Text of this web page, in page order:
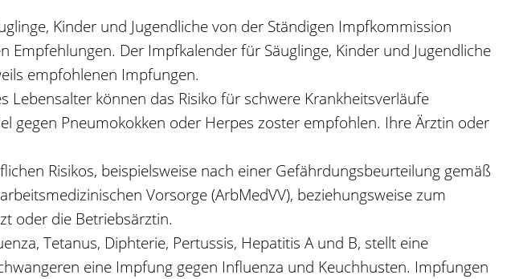
Kinder und Jugendliche von der Ständigen Impfkommission
Der Impfkalender für Säuglinge, Kinder und Jugendliche
empfohlenen Impfungen.
können das Risiko für schwere Krankheitsverläufe
gegen Pneumokokken oder Herpes zoster empfohlen. Ihre Ärztin oder
Risikos, beispielsweise nach einer Gefährdungsbeurteilung gemäß
Vorsorge (ArbMedVV), beziehungsweise zum
oder die Betriebsärztin.
Tetanus, Diphterie, Pertussis, Hepatitis A und B, stellt eine
eine Impfung gegen Influenza und Keuchhusten. Impfungen